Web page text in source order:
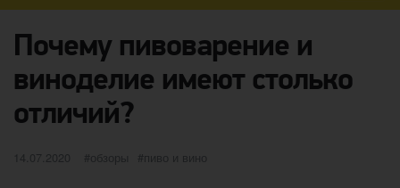
Почему пивоварение и
виноделие имеют столько
отличий?
Опубликовано
14.07.2020 категории
обзоры Метки
пиво и вино